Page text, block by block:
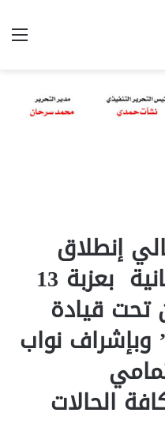
إنطلاق
القافلة الطبيةالمجانية بعزبة 13
قيادة
نواب
الحالات